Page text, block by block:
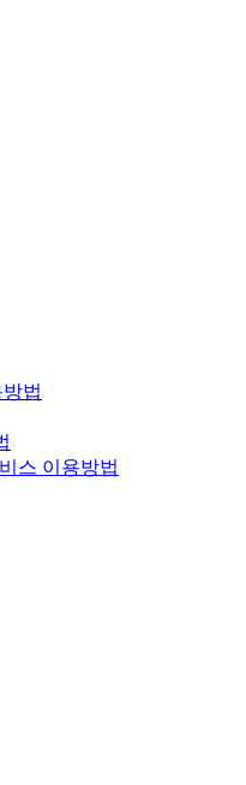
법
스 이용방법